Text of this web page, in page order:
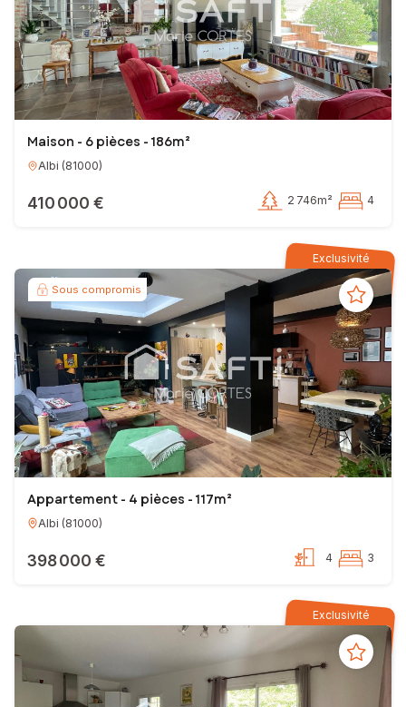
satisfaisante.
J'ai hâte de vous rencontrer et d'écrire cette nouvelle page à vos
côtés, alors n'hésitez pas à me contacter !
Marie Cortes
EI - Agent commercial - 842 249 633 RSAC ALBI
Maison - 6 pièces - 186m²
Albi (81000)
410 000 € 2 746m² 4
Exclusivité
Sous compromis
Appartement - 4 pièces - 117m²
Albi (81000)
398 000 € 4 3
Exclusivité